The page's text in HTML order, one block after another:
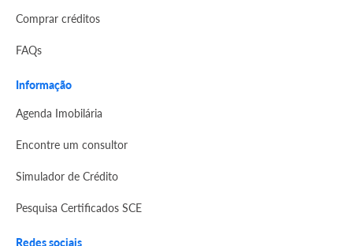
Comprar créditos
FAQs
Informação
Agenda Imobilária
Encontre um consultor
Simulador de Crédito
Pesquisa Certificados SCE
Redes sociais